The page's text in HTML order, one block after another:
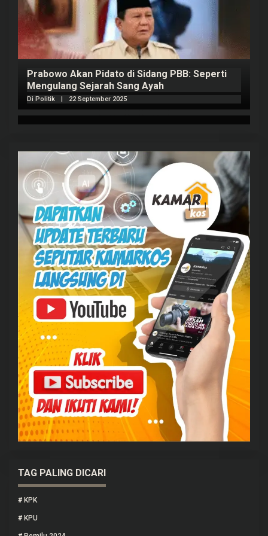
Prabowo Akan Pidato di Sidang PBB: Seperti
Mengulang Sejarah Sang Ayah
Di Politik | 22 September 2025
TAG PALING DICARI
# KPK
# KPU